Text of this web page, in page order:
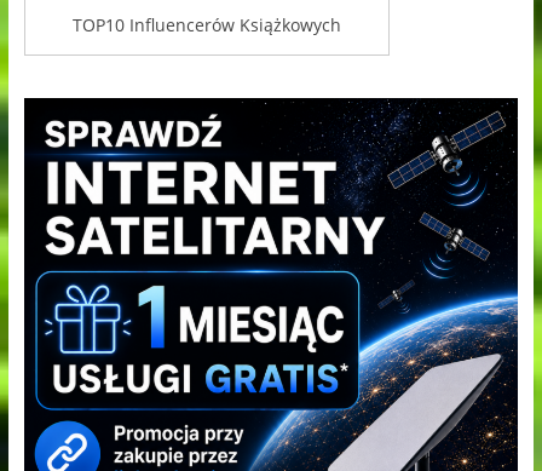
TOP10 Influencerów Książkowych